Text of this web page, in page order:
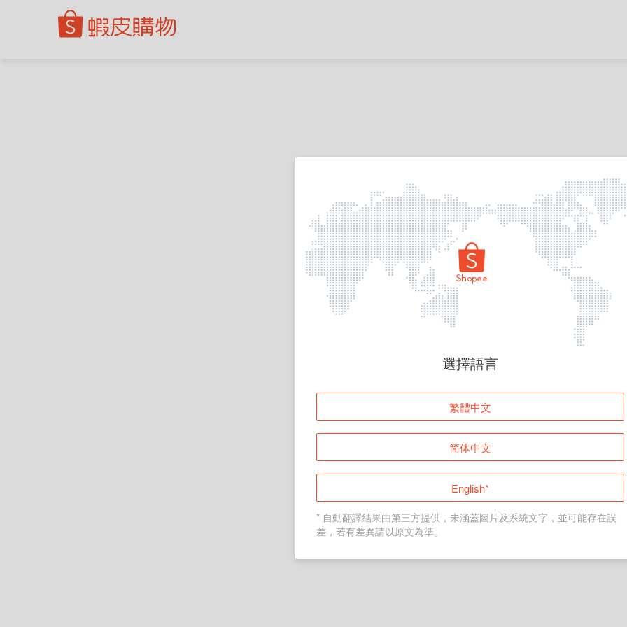
頁面無法顯示
登入
返回首頁
選擇語言
繁體中文
简体中文
English*
* 自動翻譯結果由第三方提供，未涵蓋圖片及系統文字，並可能存在誤
差，若有差異請以原文為準。